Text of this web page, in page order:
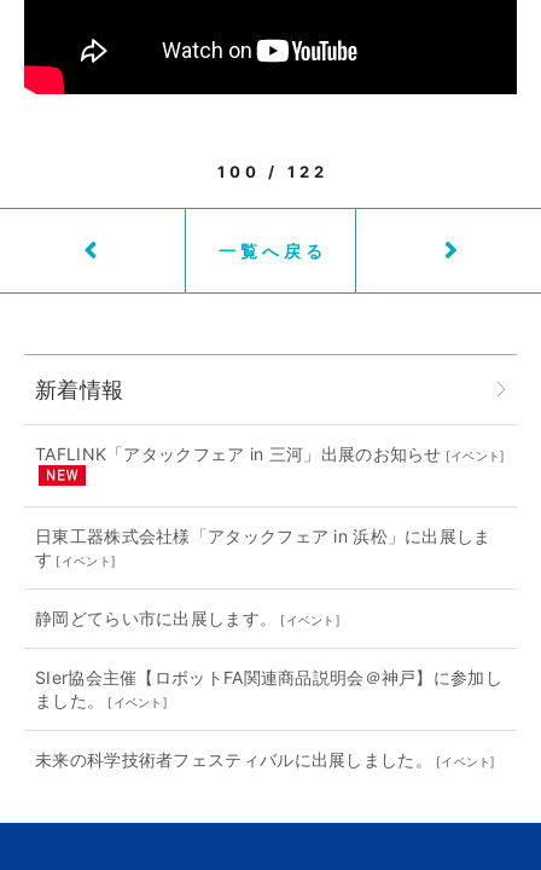
100 / 122
一覧へ戻る
新着情報
TAFLINK「アタックフェア in 三河」出展のお知らせ [イベント]
日東工器株式会社様「アタックフェア in 浜松」に出展しま
す [イベント]
静岡どてらい市に出展します。 [イベント ]
SIer協会主催【ロボットFA関連商品説明会＠神戸】に参加し
ました。
[イベント ]
未来の科学技術者フェスティバルに出展しました。 [イベント]